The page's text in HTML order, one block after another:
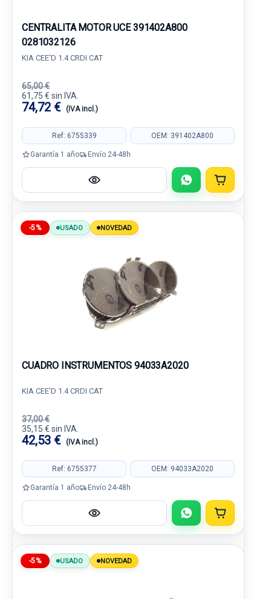
CENTRALITA MOTOR UCE 391402A800
0281032126
KIA CEE'D 1.4 CRDI CAT
65,00 €
61,75 € sin IVA.
74,72 € (IVA incl.)
Ref: 6755339 OEM: 391402A800
Garantía 1 año Envío 24-48h
-5% USADO NOVEDAD
CUADRO INSTRUMENTOS 94033A2020
KIA CEE'D 1.4 CRDI CAT
37,00 €
35,15 € sin IVA.
42,53 € (IVA incl.)
Ref: 6755377 OEM: 94033A2020
Garantía 1 año Envío 24-48h
-5% USADO NOVEDAD